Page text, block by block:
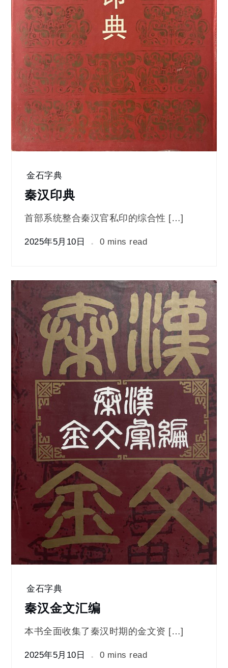
金石字典
秦汉印典
首部系统整合秦汉官私印的综合性 […]
2025年5月10日 0 mins read
金石字典
秦汉金文汇编
本书全面收集了秦汉时期的金文资 […]
2025年5月10日 0 mins read